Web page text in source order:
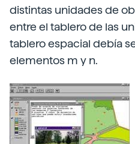
distintas unidades de
entre el tablero de las
tablero espacial debía
elementos m y n.